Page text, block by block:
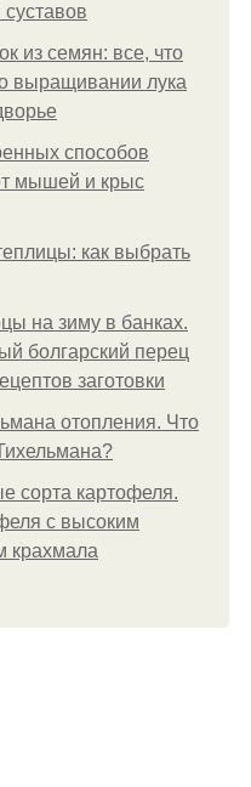
из семян: все, что
выращивании лука
способов
мышей и крыс
как выбрать
на зиму в банках.
болгарский перец
заготовки
отопления. Что
сорта картофеля.
с высоким
крахмала